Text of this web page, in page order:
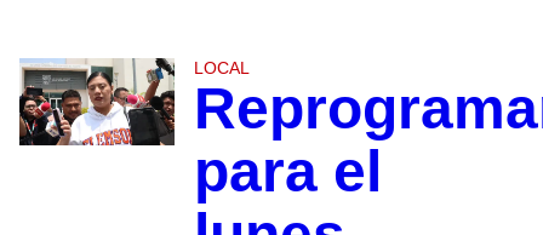
LOCAL
para el